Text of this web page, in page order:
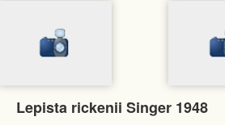
Lepista rickenii Singer 1948